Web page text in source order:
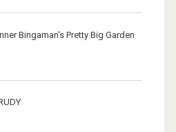
Bingaman's Pretty Big Garden